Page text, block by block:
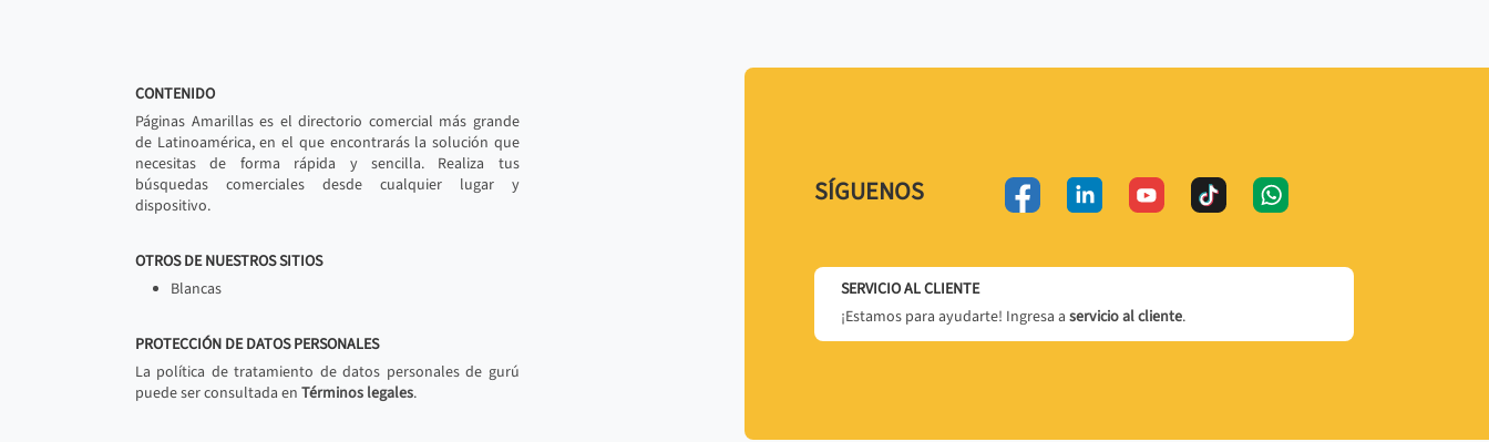
CONTENIDO
Páginas Amarillas es el directorio comercial más grande
de Latinoamérica, en el que encontrarás la solución que
necesitas de forma rápida y sencilla. Realiza tus
búsquedas comerciales desde cualquier lugar y
dispositivo.
OTROS DE NUESTROS SITIOS
Blancas
PROTECCIÓN DE DATOS PERSONALES
La política de tratamiento de datos personales de gurú
puede ser consultada en Términos legales.
SÍGUENOS
SERVICIO AL CLIENTE
¡Estamos para ayudarte! Ingresa a servicio al cliente.